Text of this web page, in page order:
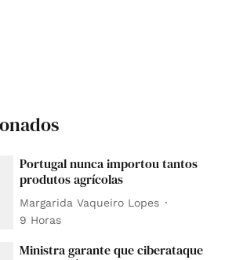
Portugal nunca importou tantos
produtos agrícolas
Margarida Vaqueiro Lopes
9 Horas
Ministra garante que ciberataque